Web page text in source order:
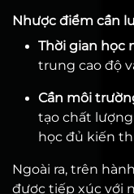
Nhược điểm cần
Thời gian học
trung cao độ
Cần môi
tạo chất
học đủ kiến
Ngoài ra, trên
được tiếp xúc với